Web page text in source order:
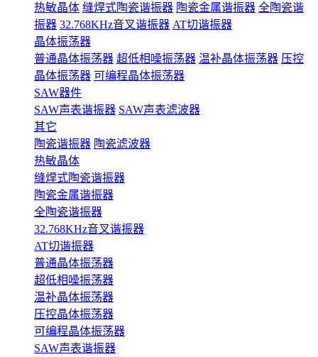
热敏晶体 缝焊式陶瓷谐振器 陶瓷金属谐振器 全陶瓷谐
振器 32.768KHz音叉谐振器 AT切谐振器
晶体振荡器
普通晶体振荡器 超低相噪振荡器 温补晶体振荡器 压控
晶体振荡器 可编程晶体振荡器
SAW器件
SAW声表谐振器 SAW声表滤波器
其它
陶瓷谐振器 陶瓷滤波器
热敏晶体
缝焊式陶瓷谐振器
陶瓷金属谐振器
全陶瓷谐振器
32.768KHz音叉谐振器
AT切谐振器
普通晶体振荡器
超低相噪振荡器
温补晶体振荡器
压控晶体振荡器
可编程晶体振荡器
SAW声表谐振器